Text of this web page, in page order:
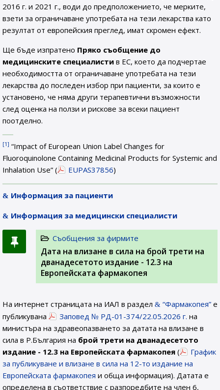
2016 г. и 2021 г., води до предположението, че мерките,
взети за ограничаване употребата на тези лекарства като
резултат от европейския преглед, имат скромен ефект.
Ще бъде изпратено Пряко съобщение до
медицинските специалисти в ЕС, което да подчертае
необходимостта от ограничаване употребата на тези
лекарства до последен избор при пациенти, за които е
установено, че няма други терапевтични възможности
след оценка на ползи и рискове за всеки пациент
поотделно.
[1] “Impact of European Union Label Changes for
Fluoroquinolone Containing Medicinal Products for Systemic and
Inhalation Use” (
EUPAS37856)
Информация за пациенти
Информация за медицински специалисти
Съобщения за фирмите
Дата на влизане в сила на брой трети на
дванадесетото издание - 12.3 на
Европейската фармакопея
На интернет страницата на ИАЛ в раздел “Фармакопея” е
публикувана
Заповед № РД-01-374/22.05.2026 г. на
министъра на здравеопазването за датата на влизане в
сила в Р.България на брой трети на дванадесетото
издание - 12.3 на Европейската фармакопея (
График
за публикуване и влизане в сила на 12-то издание на
Европейската фармакопея и обща информация). Датата е
определена в съответствие с разпоредбите на член 6,